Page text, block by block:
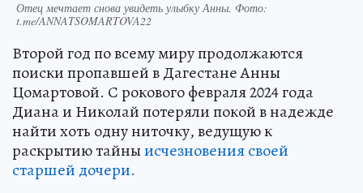
Отец мечтает снова увидеть улыбку Анны. Фото:
t.me/ANNATSOMARTOVA22
Второй год по всему миру продолжаются
поиски пропавшей в Дагестане Анны
Цомартовой. С рокового февраля 2024 года
Диана и Николай потеряли покой в надежде
найти хоть одну ниточку, ведущую к
раскрытию тайныисчезновения своей
старшей дочери.